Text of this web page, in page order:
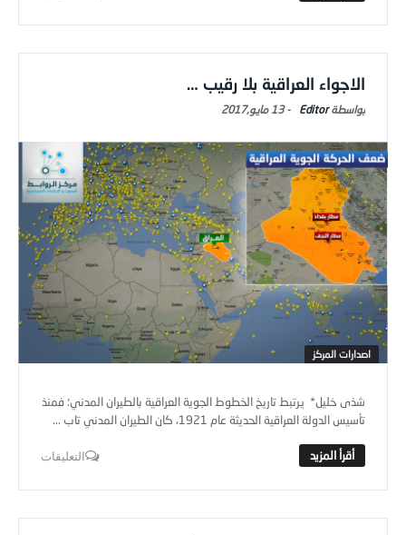
الاجواء العراقية بلا رقيب …
Editor
-13 مايو,2017
اصدارات المركز
شذى خليل* يرتبط تاريخ الخطوط الجوية العراقية بالطيران المدني؛ فمنذ
تأسيس الدولة العراقية الحديثة عام 1921، كان الطيران المدني تاب ...
التعليقات